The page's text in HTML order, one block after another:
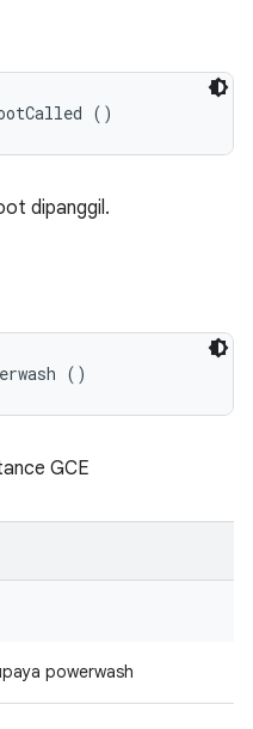
()
dipanggil.
()
GCE
powerwash